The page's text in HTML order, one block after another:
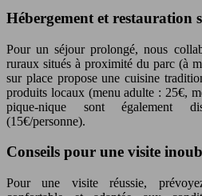
Hébergement et restauration
Pour un séjour prolongé, nous
ruraux situés à proximité du parc (à
sur place propose une cuisine
produits locaux (menu adulte : 25€,
pique-nique sont également
(15€/personne).
Conseils pour une visite
Pour une visite réussie,